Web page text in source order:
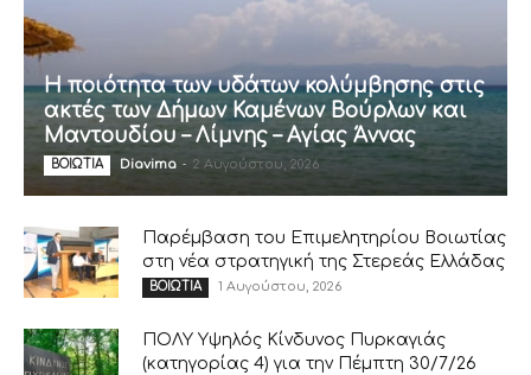
Η ποιότητα των υδάτων κολύμβησης στις
ακτές των Δήμων Καμένων Βούρλων και
Μαντουδίου – Λίμνης – Αγίας Άννας
ΒΟΙΩΤΙΑ Diavima - 2 Αυγούστου, 2026
Παρέμβαση του Επιμελητηρίου Βοιωτίας
στη νέα στρατηγική της Στερεάς Ελλάδας
ΒΟΙΩΤΙΑ 1 Αυγούστου, 2026
ΠΟΛΥ Υψηλός Κίνδυνος Πυρκαγιάς
(κατηγορίας 4) για την Πέμπτη 30/7/26